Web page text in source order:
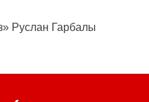
Руслан Гарбалы